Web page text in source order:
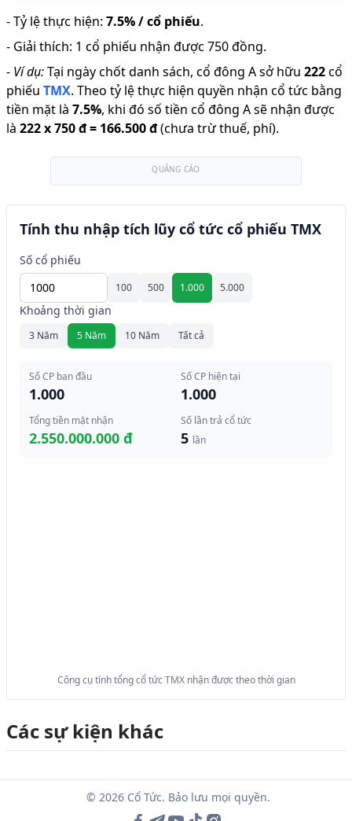
-Tỷ lệ thực hiện: 7.5% / cổ phiếu.
- Giải thích: 1 cổ phiếu nhận được 750 đồng.
- Ví dụ:Tại ngày chốt danh sách, cổ đông A sở hữu 222cổ
phiếu TMX. Theo tỷ lệ thực hiện quyền nhận cổ tức bằng
tiền mặt là 7.5%, khi đó số tiền cổ đông A sẽ nhận được
là 222x750 đ= 166.500 đ(chưa trừ thuế, phí).
QUẢNG CÁO
Tính thu nhập tích lũy cổ tức cổ phiếu TMX
Số cổ phiếu
100 500 1.000 5.000
Khoảng thời gian
3 Năm 5 Năm 10 Năm Tất cả
Số CP ban đầu
1.000
Số CP hiện tại
1.000
Tổng tiền mặt nhận
2.550.000.000 đ
Số lần trả cổ tức
5 lần
Công cụ tính tổng cổ tức TMX nhận được theo thời gian
Các sự kiện khác
© 2026 Cổ Tức. Bảo lưu mọi quyền.